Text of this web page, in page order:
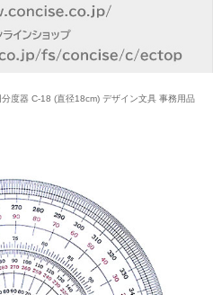
度器 C-18 (直径18cm) デザイン文具 事務用品